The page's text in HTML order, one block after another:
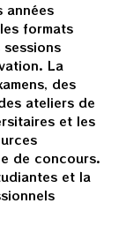
années
formats
La
des
ateliers de
et les
de concours.
et la